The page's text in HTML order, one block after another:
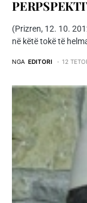
(Prizren, 12. 10.
në këtë tokë të
NGA EDITORI 12